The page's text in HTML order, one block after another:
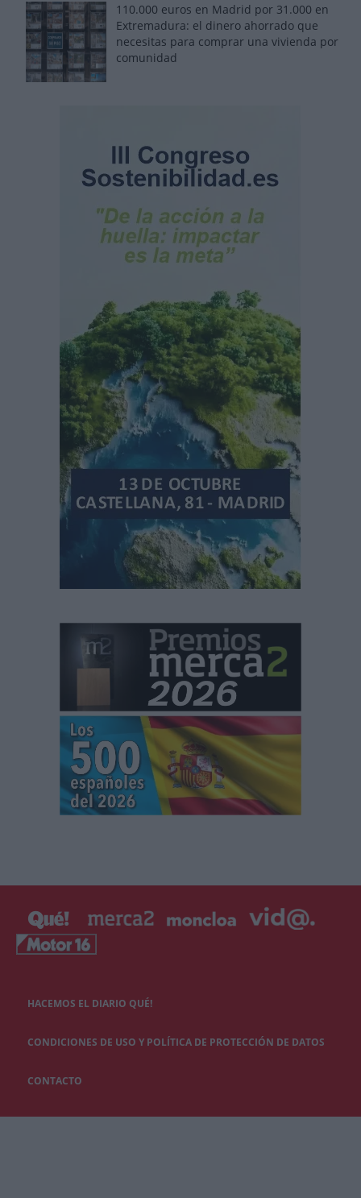
110.000 euros en Madrid por 31.000 en
Extremadura: el dinero ahorrado que
necesitas para comprar una vivienda por
comunidad
HACEMOS EL DIARIO QUÉ!
CONDICIONES DE USO Y POLÍTICA DE PROTECCIÓN DE DATOS
CONTACTO